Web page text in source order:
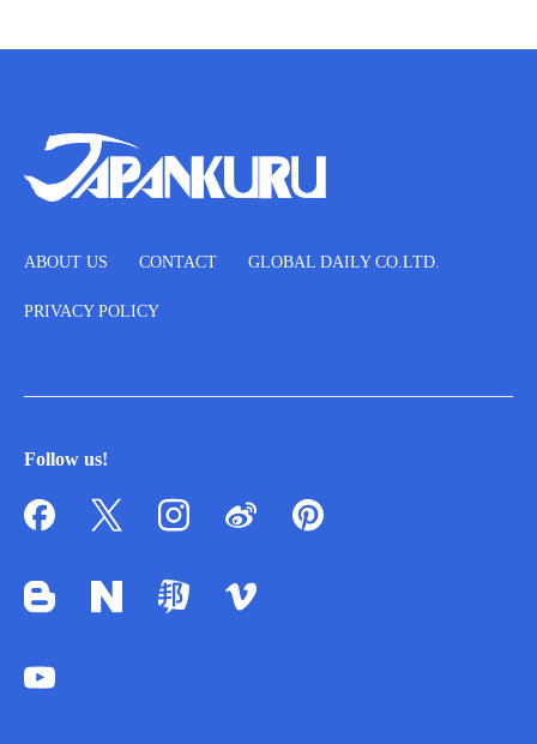
ABOUT US CONTACT GLOBAL DAILY CO.LTD.
PRIVACY POLICY
Follow us!